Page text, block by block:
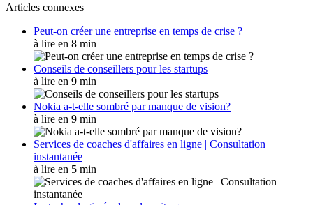
Articles connexes
Peut-on créer une entreprise en temps de crise ?
à lire en 8 min
Conseils de conseillers pour les startups
à lire en 9 min
Nokia a-t-elle sombré par manque de vision?
à lire en 9 min
Services de coaches d'affaires en ligne | Consultation
instantanée
à lire en 5 min